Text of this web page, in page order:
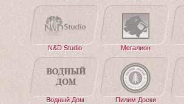
N&D Studio Мегалион
Водный Дом Пилим Доски